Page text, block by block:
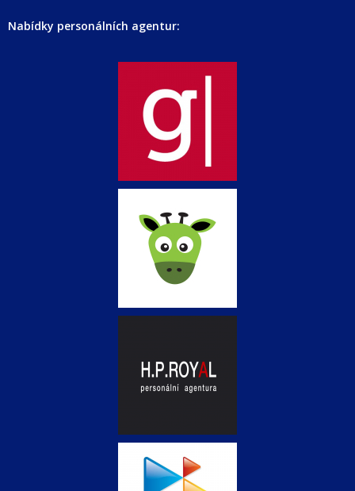
Nabídky personálních agentur: